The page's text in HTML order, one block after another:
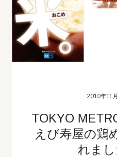
2010年11
TOKYO
えび寿屋の鶏
れまし